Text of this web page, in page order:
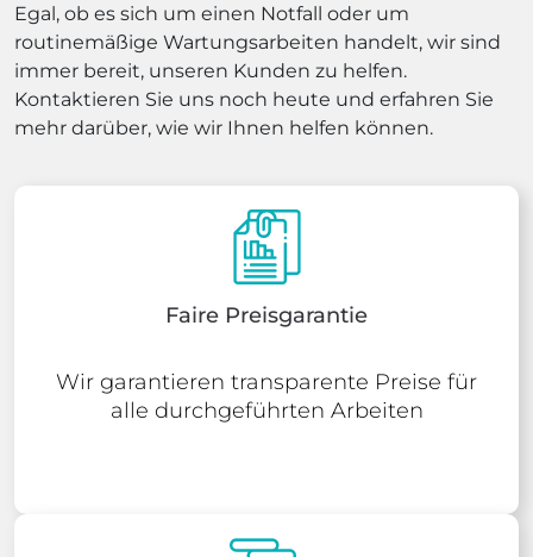
Egal, ob es sich um einen Notfall oder um
routinemäßige Wartungsarbeiten handelt, wir sind
immer bereit, unseren Kunden zu helfen.
Kontaktieren Sie uns noch heute und erfahren Sie
mehr darüber, wie wir Ihnen helfen können.
Faire Preisgarantie
Wir garantieren transparente Preise für
alle durchgeführten Arbeiten